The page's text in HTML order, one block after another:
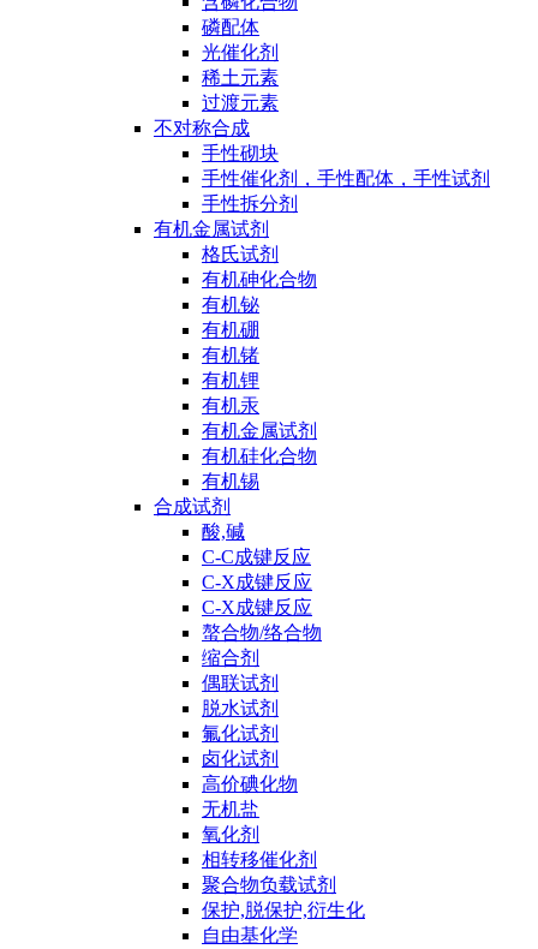
磷配体
光催化剂
稀土元素
过渡元素
不对称合成
手性砌块
手性催化剂，手性配体，手性试剂
手性拆分剂
有机金属试剂
格氏试剂
有机砷化合物
有机铋
有机硼
有机锗
有机锂
有机汞
有机金属试剂
有机硅化合物
有机锡
合成试剂
酸,碱
C-C成键反应
C-X成键反应
C-X成键反应
螯合物/络合物
缩合剂
偶联试剂
脱水试剂
氟化试剂
卤化试剂
高价碘化物
无机盐
氧化剂
相转移催化剂
聚合物负载试剂
保护,脱保护,衍生化
自由基化学